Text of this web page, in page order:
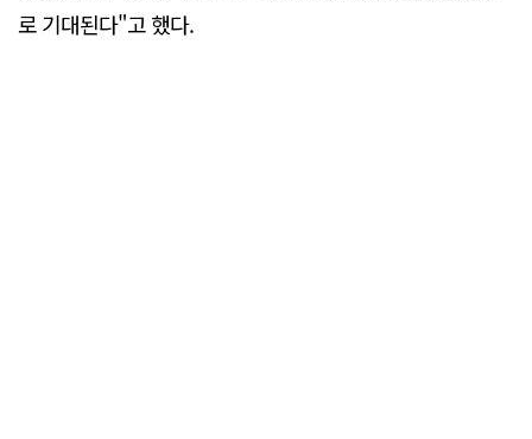
로 기대된다"고 했다.